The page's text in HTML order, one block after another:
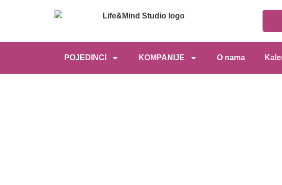
POJEDINCI KOMPANIJE O nama